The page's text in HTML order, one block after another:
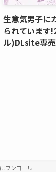
生意気男子に
られています
ル)DLsite専売
ワンコール